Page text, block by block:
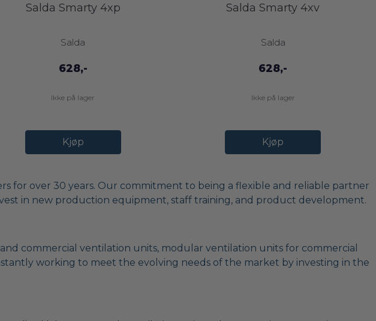
Salda Smarty 4xp
Salda
628,-
Ikke på lager
Kjøp
Salda Smarty 4xv
Salda
628,-
Ikke på lager
Kjøp
for over 30 years. Our commitment to being a flexible and reliable partner
in new production equipment, staff training, and product development.
commercial ventilation units, modular ventilation units for commercial
working to meet the evolving needs of the market by investing in the